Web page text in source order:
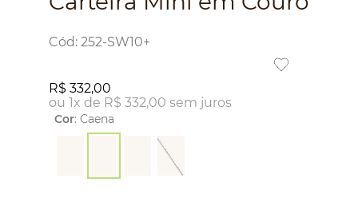
: 252-SW10+
R$ 332,00
ou 1x de R$ 332,00 sem juros
Cor: Caena